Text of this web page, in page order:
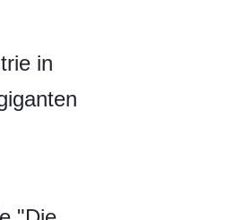
in